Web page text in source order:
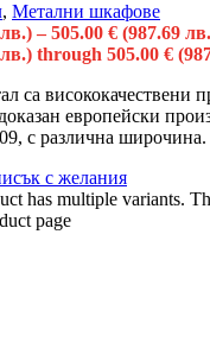
, Метални шкафове
– 505.00 € (987.69
through 505.00 €
са висококачествени
европейски
с различна
с желания
has multiple variants.
page